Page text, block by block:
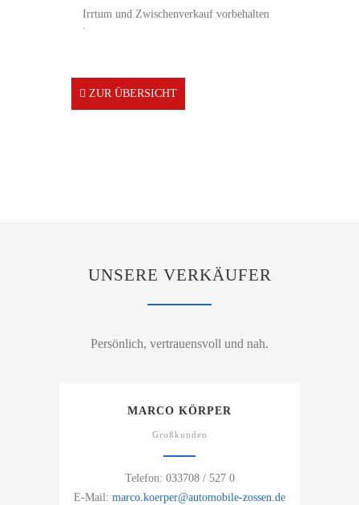
Irrtum und Zwischenverkauf vorbehalten
.
ZUR ÜBERSICHT
UNSERE VERKÄUFER
Persönlich, vertrauensvoll und nah.
MARCO KÖRPER
Großkunden
Telefon: 033708 / 527 0
E-Mail: marco.koerper@automobile-zossen.de